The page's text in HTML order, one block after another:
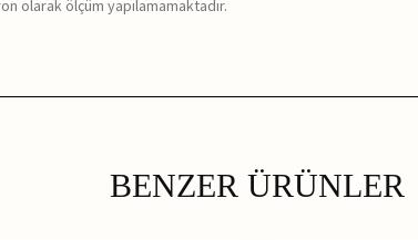
olarak ölçüm yapılamamaktadır.
BENZER ÜRÜNLER